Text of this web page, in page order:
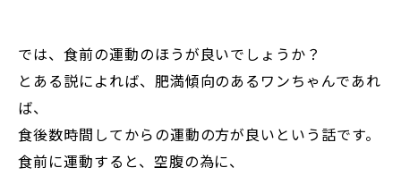
では、食前の運動のほうが良いでしょうか？
とある説によれば、肥満傾向のあるワンちゃんであれ
ば、
食後数時間してからの運動の方が良いという話です。
食前に運動すると、空腹の為に、